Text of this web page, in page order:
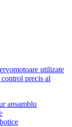
utilizate
precis al
ansamblu